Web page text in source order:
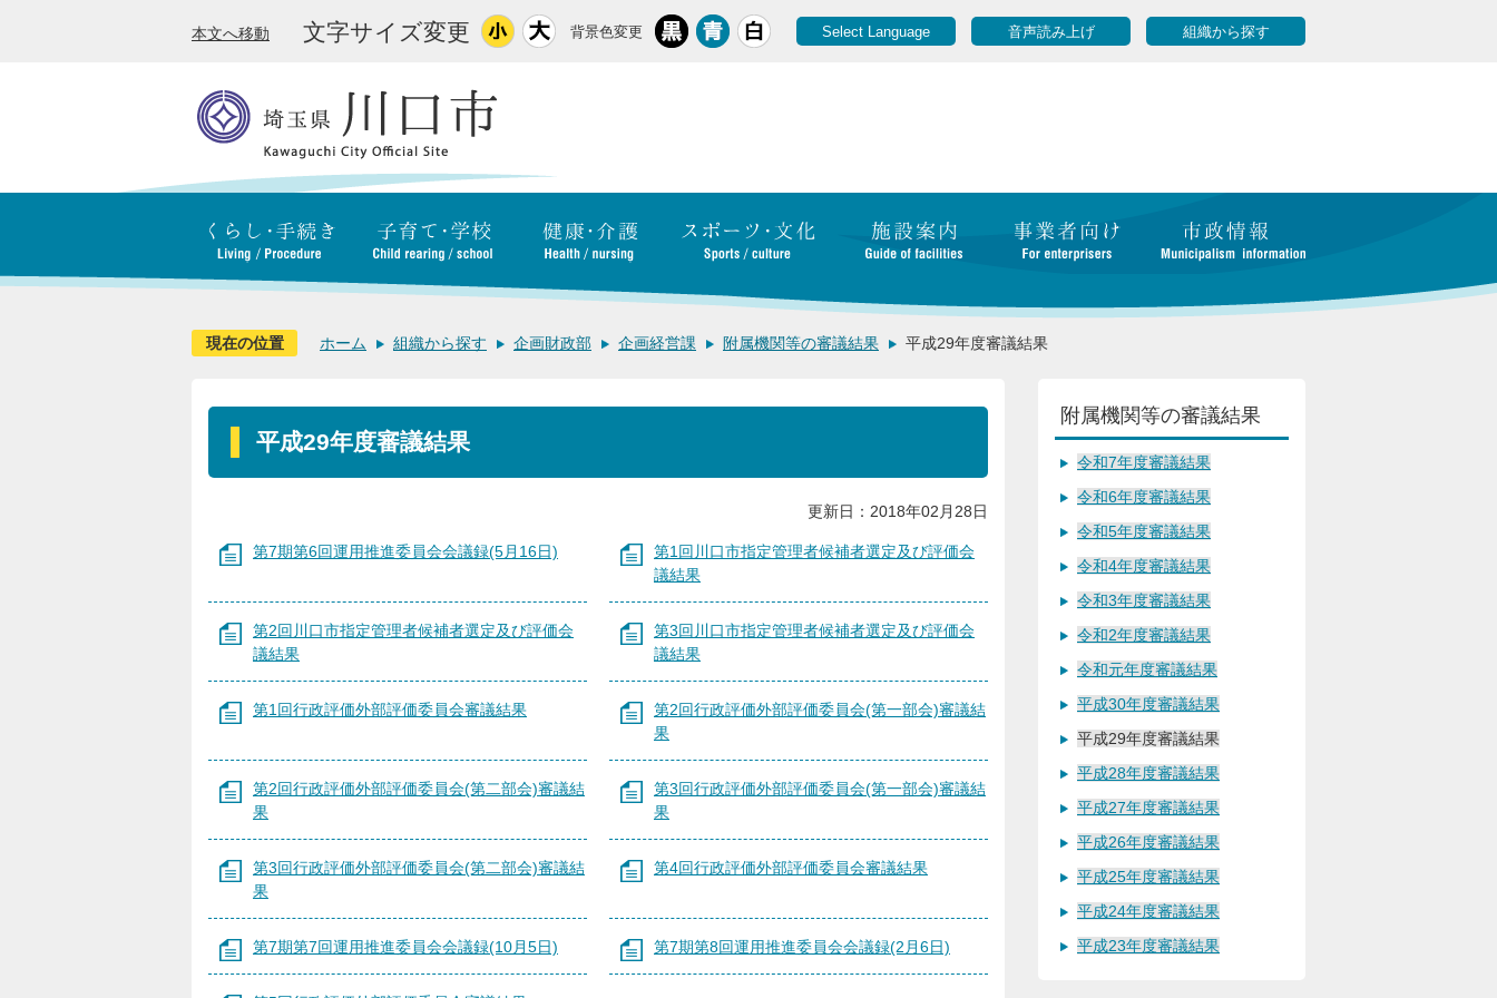
本文へ移動 文字サイズ変更 背景色変更 Select Language 音声読み上げ 組織から探す
現在の位置 ホーム 組織から探す 企画財政部 企画経営課 附属機関等の審議結果 平成29年度審議結果
平成29年度審議結果
更新日：2018年02月28日
第7期第6回運用推進委員会会議録(5月16日)
第1回川口市指定管理者候補者選定及び評価会
議結果
第2回川口市指定管理者候補者選定及び評価会
議結果
第3回川口市指定管理者候補者選定及び評価会
議結果
第1回行政評価外部評価委員会審議結果
第2回行政評価外部評価委員会(第一部会)審議結
果
第2回行政評価外部評価委員会(第二部会)審議結
果
第3回行政評価外部評価委員会(第一部会)審議結
果
第3回行政評価外部評価委員会(第二部会)審議結
果
第4回行政評価外部評価委員会審議結果
第7期第7回運用推進委員会会議録(10月5日) 第7期第8回運用推進委員会会議録(2月6日)
附属機関等の審議結果
令和7年度審議結果
令和6年度審議結果
令和5年度審議結果
令和4年度審議結果
令和3年度審議結果
令和2年度審議結果
令和元年度審議結果
平成30年度審議結果
平成29年度審議結果
平成28年度審議結果
平成27年度審議結果
平成26年度審議結果
平成25年度審議結果
平成24年度審議結果
平成23年度審議結果